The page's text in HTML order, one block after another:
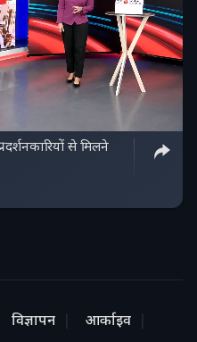
से मिलने
विज्ञापन
आर्काइव